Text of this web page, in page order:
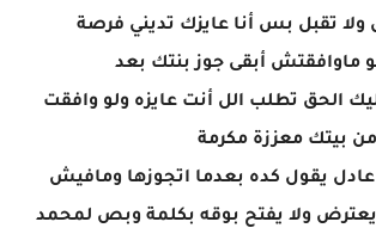
تقبل بس أنا عايزك تديني فرصة
ماوافقتش أبقى جوز بنتك بعد
الحق تطلب الل أنت عايزه ولو وافقت
بيتك معززة مكرمة
عادل يقول كده بعدما اتجوزها ومافيش
ولا يفتح بوقه بكلمة وبص لمحمد